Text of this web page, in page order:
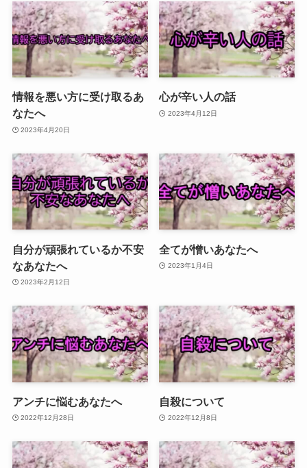
情報を悪い方に受け取るあ
なたへ
2023年4月20日
心が辛い人の話
2023年4月12日
自分が頑張れているか不安
なあなたへ
2023年2月12日
全てが憎いあなたへ
2023年1月4日
アンチに悩むあなたへ
2022年12月28日
自殺について
2022年12月8日